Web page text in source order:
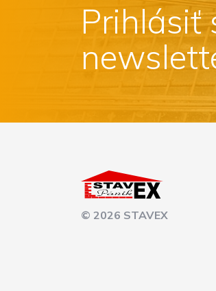
Prihlásiť
© 2026 STAVEX